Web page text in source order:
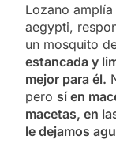
Lozano
aegypti,
un mosquito
estancada y
mejor para él.
pero sí en
macetas, en
le dejamos